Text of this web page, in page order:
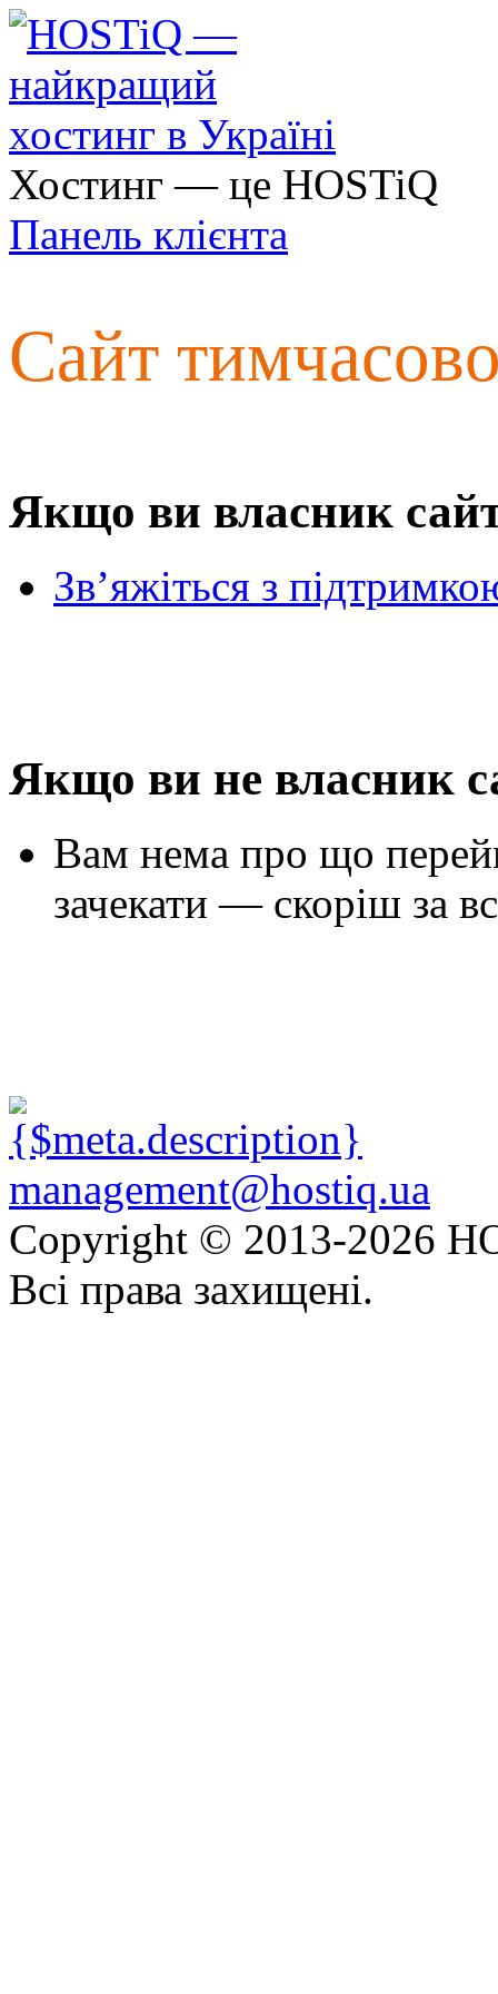
Хостинг — це HOSTiQ
Панель клієнта
Сайт
Якщо ви власник
Зв’яжіться з
Якщо ви не власник
Вам нема про що
зачекати — скоріш за
management@hostiq.ua
Copyright © 2013-2026
Всі права захищені.